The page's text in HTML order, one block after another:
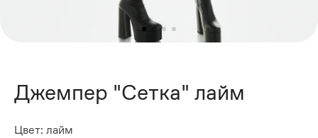
Джемпер "Сетка" лайм
Цвет: лайм